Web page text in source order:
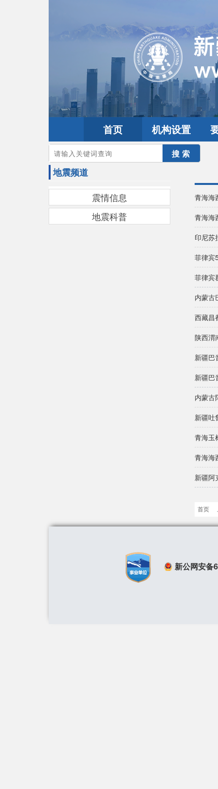
首页 机构设置
您的当前位置：首页>地震频道
地震频道
震情信息
地震科普
青海海
青海海
印尼苏
菲律宾
菲律宾
内蒙古
西藏昌
陕西渭
新疆巴
新疆巴
内蒙古
新疆吐
青海玉
青海海
新疆阿
首页
新公网安备